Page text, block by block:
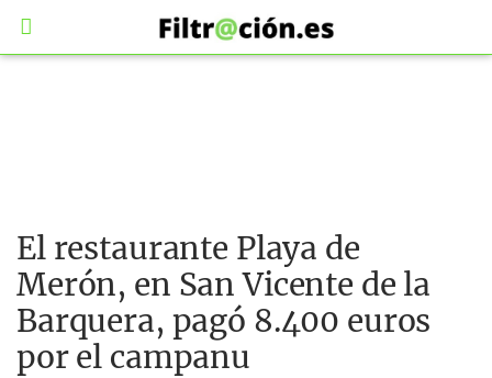
El restaurante Playa de
Merón, en San Vicente de la
Barquera, pagó 8.400 euros
por el campanu